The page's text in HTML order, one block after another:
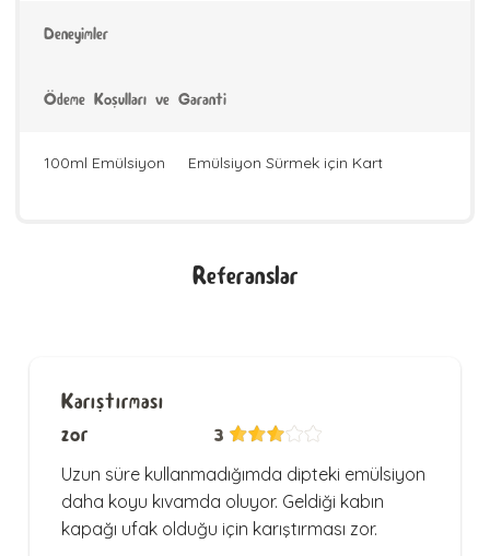
Deneyimler
Ödeme Koşulları ve Garanti
100ml Emülsiyon Emülsiyon Sürmek için Kart
Referanslar
Karıştırması
zor
3
Uzun süre kullanmadığımda dipteki emülsiyon
daha koyu kıvamda oluyor. Geldiği kabın
kapağı ufak olduğu için karıştırması zor.